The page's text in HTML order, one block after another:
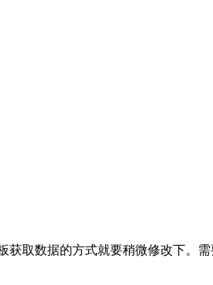
取数据的方式就要稍微修改下。